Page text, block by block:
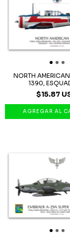
NORTH
1390,
$15.87